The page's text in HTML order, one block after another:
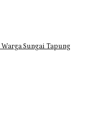
Sungai Tapung